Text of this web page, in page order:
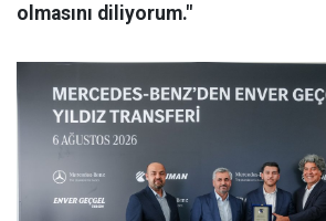
olmasını diliyorum."